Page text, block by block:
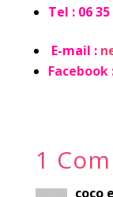
Tel : 06 35
E-mail :
Facebook
1
coco